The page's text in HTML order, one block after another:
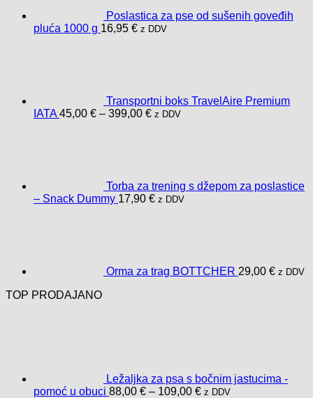
Poslastica za pse od sušenih goveđih
pluća 1000 g 16,95 € z DDV
Transportni boks TravelAire Premium
IATA 45,00 € – 399,00 €Raspon
z DDV
Torba za trening s džepom za poslastice
– Snack Dummy 17,90 € z DDV
Orma za trag BOTTCHER 29,00 € z DDV
TOP PRODAJANO
Ležaljka za psa s bočnim jastucima -
pomoć u obuci 88,00 € – 109,00 €Raspon
z DDV